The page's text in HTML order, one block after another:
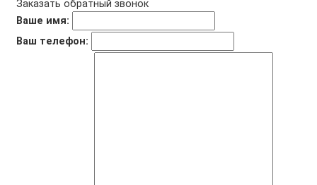
Заказать обратный звонок
Ваше имя:
Ваш телефон: